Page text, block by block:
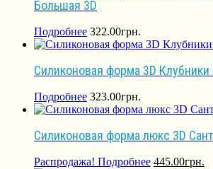
Большая 3D
Подробнее 322.00грн.
Силиконовая форма 3D
Подробнее 323.00грн.
Силиконовая форма люкс 3D
Распродажа! Подробнее 445.00грн.